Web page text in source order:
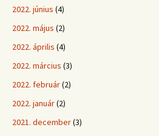
2022. június (4)
2022. május (2)
2022. április (4)
2022. március (3)
2022. február(2)
2022. január(2)
2021. december(3)